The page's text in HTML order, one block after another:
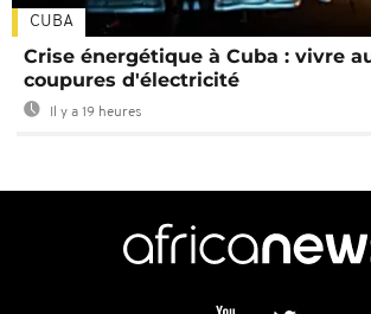
CUBA
Crise énergétique à Cuba : vivre
coupures d'électricité
Il y a 19 heures